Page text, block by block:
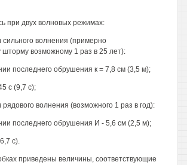
при двух волновых режимах:
сильного волнения (примерно
возможному 1 раз в 25 лет):
последнего обрушения к = 7,8 см (3,5 м);
с (9,7 с);
волнения (возможного 1 раз в год):
последнего обрушения И - 5,6 см (2,5 м);
с).
приведены величины, соответствующие